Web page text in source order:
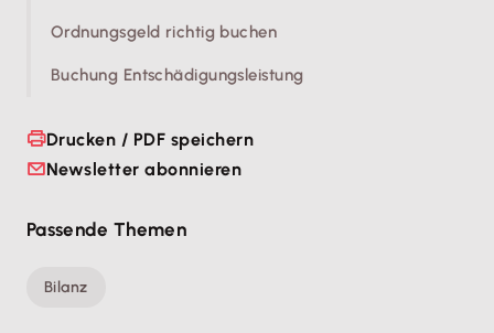
Ordnungsgeld richtig buchen
Buchung Entschädigungsleistung
Drucken / PDF speichern
Newsletter abonnieren
Passende Themen
Bilanz